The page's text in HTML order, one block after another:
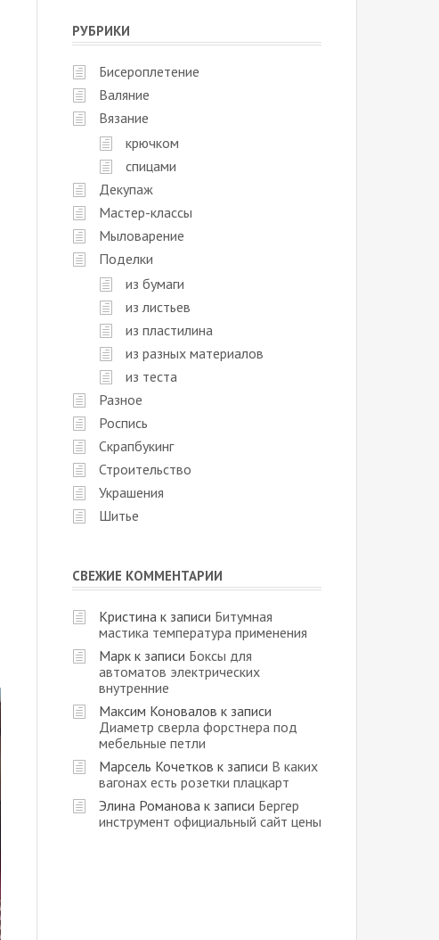
РУБРИКИ
Бисероплетение
Валяние
Вязание
крючком
спицами
Декупаж
Мастер-классы
Мыловарение
Поделки
из бумаги
из листьев
из пластилина
из разных материалов
из теста
Разное
Роспись
Скрапбукинг
Строительство
Украшения
Шитье
СВЕЖИЕ КОММЕНТАРИИ
Кристина к записи Битумная
мастика температура применения
Марк к записи Боксы для
автоматов электрических
внутренние
Максим Коновалов к записи
Диаметр сверла форстнера под
мебельные петли
Марсель Кочетков к записи В каких
вагонах есть розетки плацкарт
Элина Романова к записи Бергер
инструмент официальный сайт цены